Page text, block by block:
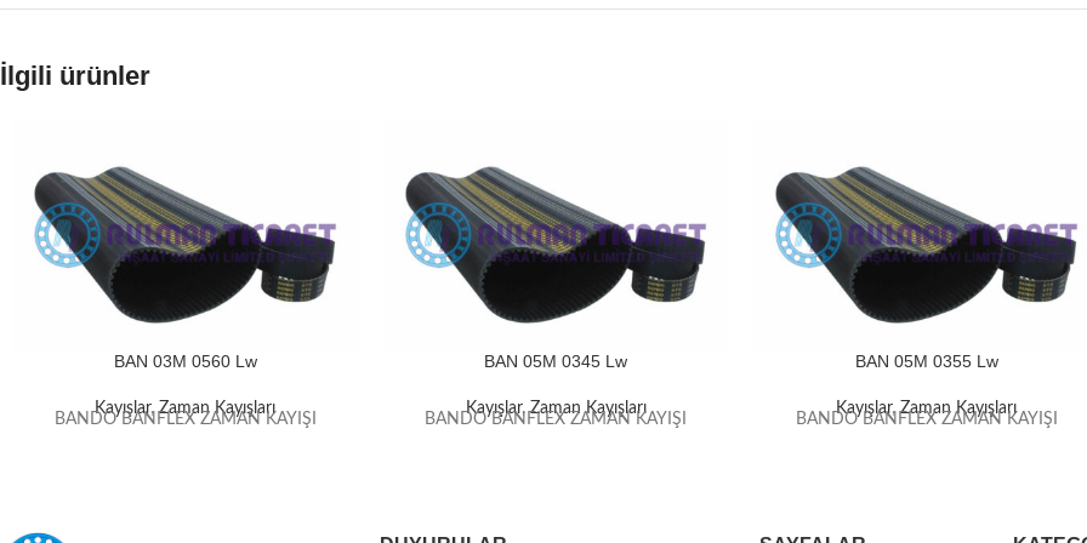
İlgili ürünler
BAN 03M 0560 Lw
Kayışlar,Zaman Kayışları
BANDO BANFLEX ZAMAN KAYIŞI
BAN 05M 0345 Lw
Kayışlar,Zaman Kayışları
BANDO BANFLEX ZAMAN KAYIŞI
BAN 05M 0355 Lw
Kayışlar,Zaman Kayışları
BANDO BANFLEX ZAMAN KAYIŞI